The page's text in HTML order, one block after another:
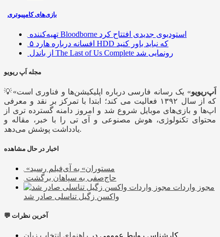
بازی‌های کامپیوتری
تهیه‌کننده Bloodborne استودیوی جدیدی افتتاح کرد
۵ افسانه درباره هارد HDD که نباید باور کنید
از باندل The Last of Us Complete رونمایی شد
مجله اَپ ریویو
💡« اَپ‌ریویو» یک رسانه فارسی درباره اپلیکیشن‌ها و فناوری است
که از سال ۱۳۹۲ فعالیت می کند؛ ابتدا با تمرکز بر نقد و معرفی
اپ‌ها و بازی‌های موبایل شروع شد و امروز دامنه گسترده تری از
محتوای تکنولوژی، هوش مصنوعی و آی تی را با خبر، مقاله و
یادداشت پوشش می‌دهد.
اخبار در حال مشاهده
«مستوران» به آی‌فیلم رسید
حاج‌صفی به سپاهان برگشت
مجوز واردات
واکسن زگیل تناسلی صادر شد
💬 آخرین نظرات